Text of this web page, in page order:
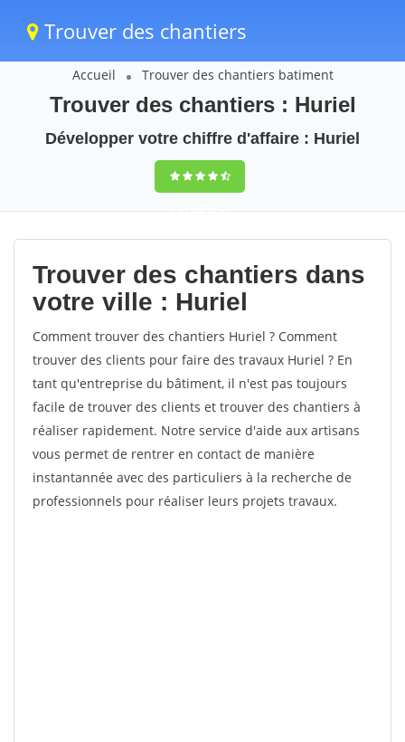
Trouver des chantiers
Accueil Trouver des chantiers batiment
Trouver des chantiers : Huriel
Développer votre chiffre d'affaire : Huriel
9,5(100%)39
votes
Trouver des chantiers dans
votre ville : Huriel
Comment trouver des chantiers Huriel ? Comment
trouver des clients pour faire des travaux Huriel ? En
tant qu'entreprise du bâtiment, il n'est pas toujours
facile de trouver des clients et trouver des chantiers à
réaliser rapidement. Notre service d'aide aux artisans
vous permet de rentrer en contact de manière
instantannée avec des particuliers à la recherche de
professionnels pour réaliser leurs projets travaux.